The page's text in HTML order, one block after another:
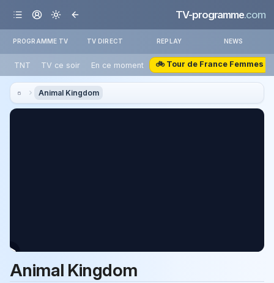
TV-programme.com
PROGRAMME TV TV DIRECT REPLAY NEWS
TNT TV ce soir En ce moment 🚲 Tour de France Femmes
Animal Kingdom
Animal Kingdom